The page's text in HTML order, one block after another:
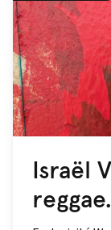
Israël
reggae.